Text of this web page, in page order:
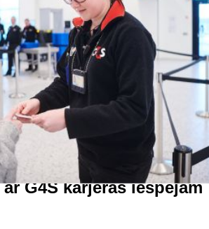
G4S karjeras iespējām